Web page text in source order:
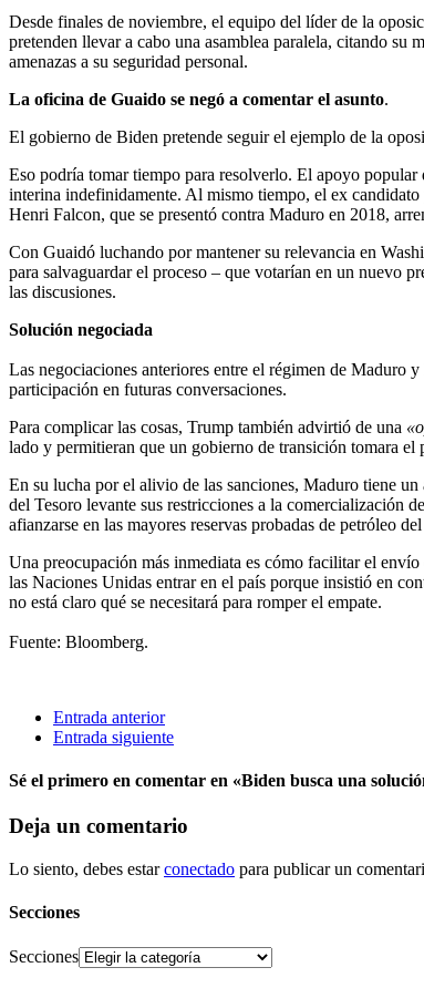
Desde finales de noviembre, el equipo del líder de la
pretenden llevar a cabo una asamblea paralela, citando su
amenazas a su seguridad personal.
La oficina de Guaido se negó a comentar el asunto.
El gobierno de Biden pretende seguir el ejemplo de la
Eso podría tomar tiempo para resolverlo. El apoyo
interina indefinidamente. Al mismo tiempo, el ex
Henri Falcon, que se presentó contra Maduro en 2018,
Con Guaidó luchando por mantener su relevancia en
para salvaguardar el proceso – que votarían en un nuevo
las discusiones.
Solución negociada
Las negociaciones anteriores entre el régimen de Maduro
participación en futuras conversaciones.
Para complicar las cosas, Trump también advirtió de una
lado y permitieran que un gobierno de transición tomara el
En su lucha por el alivio de las sanciones, Maduro tiene
del Tesoro levante sus restricciones a la comercialización
afianzarse en las mayores reservas probadas de petróleo
Una preocupación más inmediata es cómo facilitar el
las Naciones Unidas entrar en el país porque insistió en
no está claro qué se necesitará para romper el empate.
Fuente: Bloomberg.
Entrada anterior
Entrada siguiente
Sé el primero en comentar en «Biden busca una
Deja un comentario
Lo siento, debes estarconectado para publicar un
Secciones
Secciones